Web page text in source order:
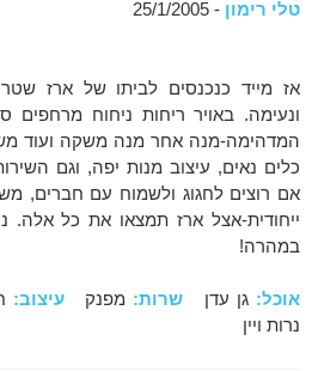
טלי רימון - 25/1/2005
אז מייד כנכנסים לביתו של ארז
ונעימה. באויר ריחות ניחוח מרחפים
המדהימה-מנה אחר מנה משקה ועוד
כלים נאים, עיצוב מנות יפה, וגם
אם רוצים לחגוג ולשמוח עם חברים,
ייחודית-אצל ארז תמצאו את כל אלה.
במהרה!
אוכל: גן עדן שרות: מפנקעיצוב:
נרות ויין